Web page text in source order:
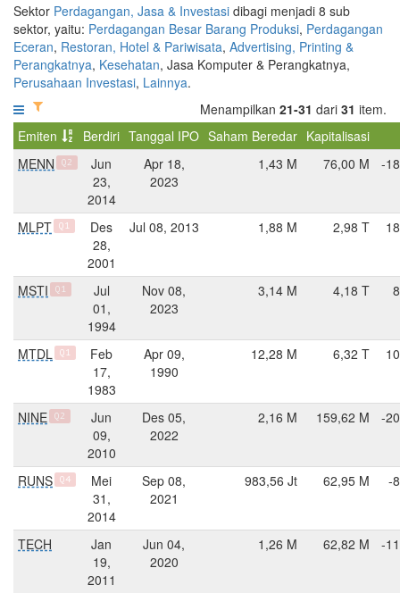
Sektor Perdagangan, Jasa & Investasi dibagi menjadi 8 sub
sektor, yaitu: Perdagangan Besar Barang Produksi, Perdagangan
Eceran, Restoran, Hotel & Pariwisata, Advertising, Printing &
Perangkatnya, Kesehatan, Jasa Komputer & Perangkatnya,
Perusahaan Investasi, Lainnya.
Menampilkan 21-31 dari 31 item.
Emiten
Berdiri Tanggal IPO Saham Beredar Kapitalisasi
MENN
Q2
Jun
23,
2014
Apr 18,
2023
1,43 M 76,00 M -
MLPT Q1
Des
28,
2001
Jul 08, 2013 1,88 M 2,98 T
MSTI Q1
Jul
01,
1994
Nov 08,
2023
3,14 M 4,18 T
MTDL Q1
Feb
17,
1983
Apr 09,
1990
12,28 M 6,32 T
NINE Q2
Jun
09,
2010
Des 05,
2022
2,16 M 159,62 M -
RUNS Q4
Mei
31,
2014
Sep 08,
2021
983,56 Jt 62,95 M -
TECH
Jan
19,
2011
Jun 04,
2020
1,26 M 62,82 M -